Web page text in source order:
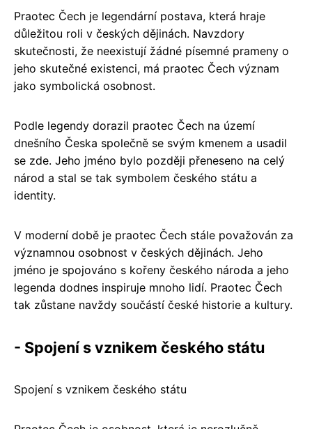
Praotec Čech je legendární postava, která hraje
důležitou roli v českých dějinách. Navzdory
skutečnosti, že neexistují žádné písemné prameny o
jeho skutečné existenci, má praotec Čech význam
jako symbolická osobnost.
Podle legendy dorazil praotec Čech na území
dnešního Česka společně se svým kmenem a usadil
se zde. Jeho jméno bylo později přeneseno na celý
národ a stal se tak symbolem českého státu a
identity.
V moderní době je praotec Čech stále považován za
významnou osobnost v českých dějinách. Jeho
jméno je spojováno s kořeny českého národa a jeho
legenda dodnes inspiruje mnoho lidí. Praotec Čech
tak zůstane navždy součástí české historie a kultury.
- Spojení s vznikem českého státu
Spojení s vznikem českého státu